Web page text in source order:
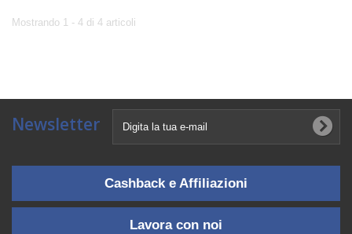
Mostrando 1 - 4 di 4 articoli
Newsletter
Cashback e Affiliazioni
Lavora con noi